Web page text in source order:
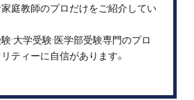
庭教師のプロだけをご紹介してい
·大学受験·医学部受験専門のプロ
ティーに自信があります。